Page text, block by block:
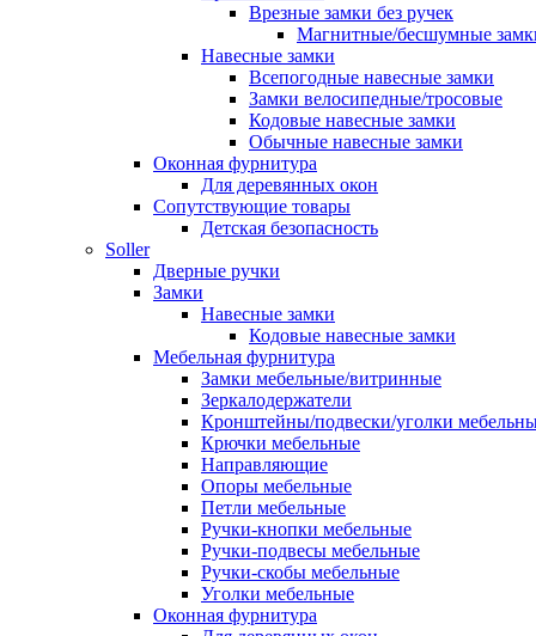
Врезные замки без ручек
Магнитные/бесшумные
Навесные замки
Всепогодные навесные замки
Замки велосипедные/тросовые
Кодовые навесные замки
Обычные навесные замки
Оконная фурнитура
Для деревянных окон
Сопутствующие товары
Детская безопасность
Soller
Дверные ручки
Замки
Навесные замки
Кодовые навесные замки
Мебельная фурнитура
Замки мебельные/витринные
Зеркалодержатели
Кронштейны/подвески/уголки
Крючки мебельные
Направляющие
Опоры мебельные
Петли мебельные
Ручки-кнопки мебельные
Ручки-подвесы мебельные
Ручки-скобы мебельные
Уголки мебельные
Оконная фурнитура